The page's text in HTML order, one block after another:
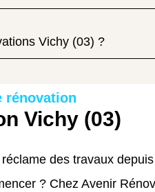
Vichy (03) ?
rénovation
Vichy (03)
des travaux
? Chez Avenir